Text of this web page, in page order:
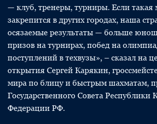
— клуб, тренеры, турниры. Если такая
закрепится в других городах, наша
осязаемые результаты — больше
призов на турнирах, побед на
поступлений в техвузы», – сказал на
открытия Сергей Карякин,
мира по блицу и быстрым шахматам,
Государственного Совета Республики
Федерации РФ.